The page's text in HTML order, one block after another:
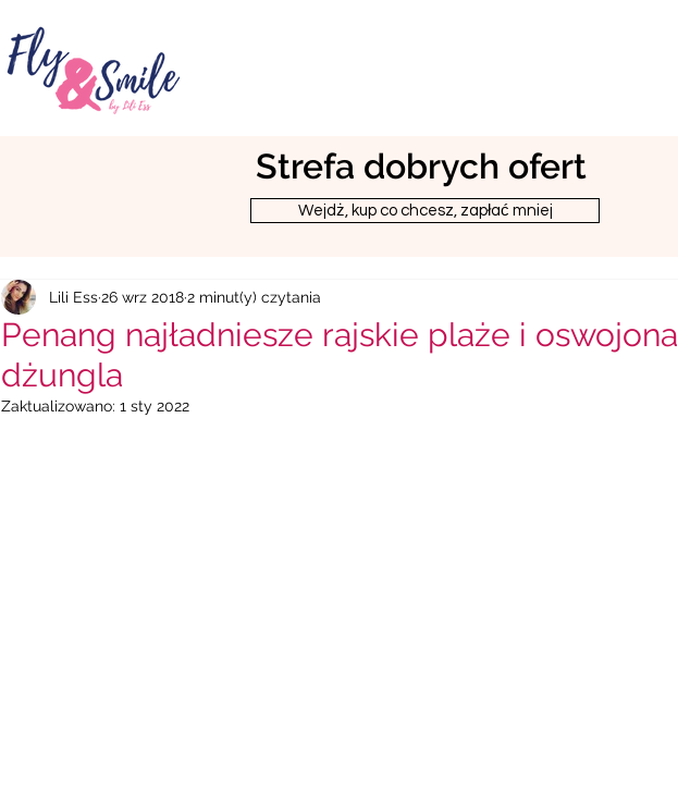
Strefa dobrych ofert
Wejdż, kup co chcesz, zapłać mniej
Penang najładniesze rajskie plaże i oswojona
dżungla
Lili Ess26 wrz 20182 minut(y) czytania
Zaktualizowano: 1 sty 2022